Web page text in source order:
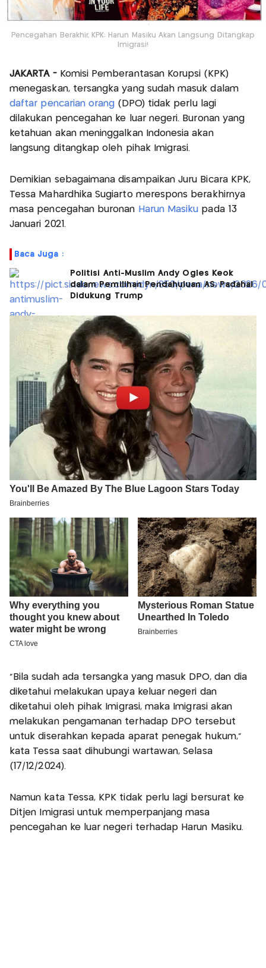
Pencegahan Berakhir, KPK: Harun Masiku Akan Langsung Ditangkap
Imigrasi!
JAKARTA -Komisi Pemberantasan Korupsi (KPK)
menegaskan, tersangka yang sudah masuk dalam
daftar pencarian orang (DPO) tidak perlu lagi
dilakukan pencegahan ke luar negeri. Buronan yang
ketahuan akan meninggalkan Indonesia akan
langsung ditangkap oleh pihak Imigrasi.
Demikian sebagaimana disampaikan Juru Bicara KPK,
Tessa Mahardhika Sugiarto merespons berakhirnya
masa pencegahan buronan Harun Masiku pada 13
Januari 2021.
Baca Juga :
Politisi Anti-Muslim Andy Ogles Keok
dalam Pemilihan Pendahuluan AS, Padahal
Didukung Trump
"Bila sudah ada tersangka yang masuk DPO, dan dia
diketahui melakukan upaya keluar negeri dan
diketahui oleh pihak Imigrasi, maka Imigrasi akan
melakukan pengamanan terhadap DPO tersebut
untuk diserahkan kepada aparat penegak hukum,"
kata Tessa saat dihubungi wartawan, Selasa
(17/12/2024).
Namun kata Tessa, KPK tidak perlu lagi bersurat ke
Ditjen Imigrasi untuk memperpanjang masa
pencegahan ke luar negeri terhadap Harun Masiku.